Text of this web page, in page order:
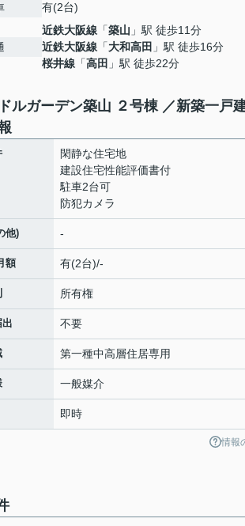
有(2台)
近鉄大阪線 「築山 」駅 徒歩11分
近鉄大阪線 「大和高田 」駅 徒歩16分
桜井線 「高田 」駅 徒歩22分
ルガーデン築山 ２号棟 ／新築一戸
閑静な住宅地
建設住宅性能評価書付
駐車2台可
防犯カメラ
他) -
額 有(2台)/-
所有権
出 不要
第一種中高層住居専用
一般媒介
即時
情報